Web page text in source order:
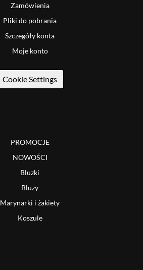
Zamówienia
Pliki do pobrania
Szczegóły konta
Moje konto
Cookie Settings
PROMOCJE
NOWOŚCI
Bluzki
Bluzy
Marynarki i żakiety
Koszule